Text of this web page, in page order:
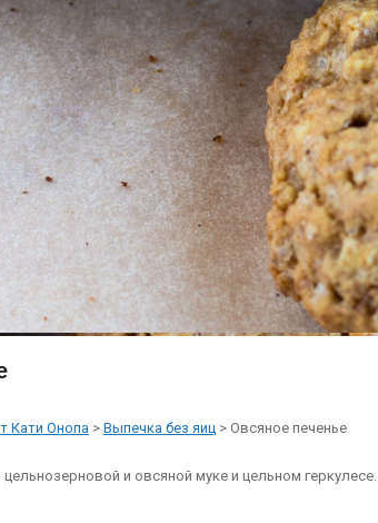
Кати Онопа > Выпечка без яиц > Овсяное печенье
и овсяной муке и цельном геркулесе.